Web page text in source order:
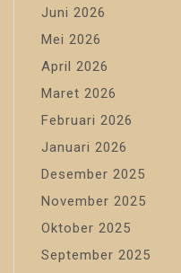
Juni 2026
Mei 2026
April 2026
Maret 2026
Februari 2026
Januari 2026
Desember 2025
November 2025
Oktober 2025
September 2025